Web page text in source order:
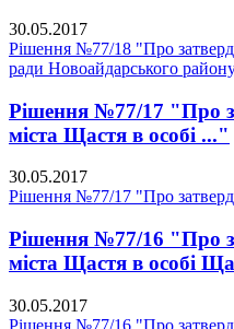
30.05.2017
Рішення №77/18 "Про
ради Новоайдарського
Рішення №77/17 "Про
міста Щастя в особі ..."
30.05.2017
Рішення №77/17 "Про
Рішення №77/16 "Про
міста Щастя в особі
30.05.2017
Рішення №77/16 "Про